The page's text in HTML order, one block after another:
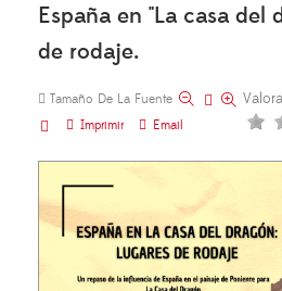
España en "La casa del
de rodaje.
Tamaño De La Fuente
Imprimir
Email